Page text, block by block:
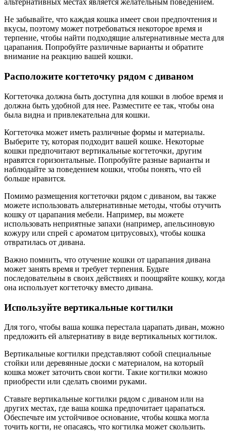
альтернативных местах является желательным поведением.
Не забывайте, что каждая кошка имеет свои предпочтения и
вкусы, поэтому может потребоваться некоторое время и
терпение, чтобы найти подходящие альтернативные места для
царапания. Попробуйте различные варианты и обратите
внимание на реакцию вашей кошки.
Расположите когтеточку рядом с диваном
Когтеточка должна быть доступна для кошки в любое время и
должна быть удобной для нее. Разместите ее так, чтобы она
была видна и привлекательна для кошки.
Когтеточка может иметь различные формы и материалы.
Выберите ту, которая подходит вашей кошке. Некоторые
кошки предпочитают вертикальные когтеточки, другим
нравятся горизонтальные. Попробуйте разные варианты и
наблюдайте за поведением кошки, чтобы понять, что ей
больше нравится.
Помимо размещения когтеточки рядом с диваном, вы также
можете использовать альтернативные методы, чтобы отучить
кошку от царапания мебели. Например, вы можете
использовать неприятные запахи (например, апельсиновую
кожуру или спрей с ароматом цитрусовых), чтобы кошка
отвратилась от дивана.
Важно помнить, что отучение кошки от царапания дивана
может занять время и требует терпения. Будьте
последовательны в своих действиях и поощряйте кошку, когда
она использует когтеточку вместо дивана.
Используйте вертикальные когтилки
Для того, чтобы ваша кошка перестала царапать диван, можно
предложить ей альтернативу в виде вертикальных когтилок.
Вертикальные когтилки представляют собой специальные
стойки или деревянные доски с материалом, на который
кошка может заточить свои когти. Такие когтилки можно
приобрести или сделать своими руками.
Ставьте вертикальные когтилки рядом с диваном или на
других местах, где ваша кошка предпочитает царапаться.
Обеспечьте им устойчивое основание, чтобы кошка могла
точить когти, не опасаясь, что когтилка может скользить.